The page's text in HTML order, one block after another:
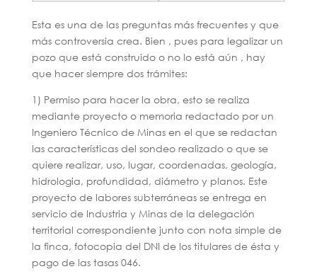
Esta es una de las preguntas más frecuentes y que
más controversia crea. Bien , pues para legalizar un
pozo que está construido o no lo está aún , hay
que hacer siempre dos trámites:
1) Permiso para hacer la obra, esto se realiza
mediante proyecto o memoria redactado por un
Ingeniero Técnico de Minas en el que se redactan
las características del sondeo realizado o que se
quiere realizar, uso, lugar, coordenadas, geología,
hidrologia, profundidad, diámetro y planos. Este
proyecto de labores subterráneas se entrega en
servicio de Industria y Minas de la delegación
territorial correspondiente junto con nota simple de
la finca, fotocopia del DNI de los titulares de ésta y
pago de las tasas 046.